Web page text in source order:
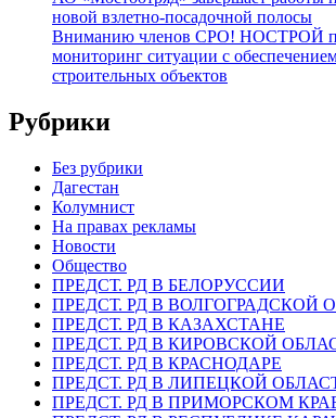
новой взлетно-посадочной полосы
Вниманию членов СРО! НОСТРОЙ
мониторинг ситуации с
строительных объектов
Рубрики
Без рубрики
Дагестан
Колумнист
На правах рекламы
Новости
Общество
ПРЕДСТ. РД В БЕЛОРУССИИ
ПРЕДСТ. РД В ВОЛГОГРАДСКОЙ
ПРЕДСТ. РД В КАЗАХСТАНЕ
ПРЕДСТ. РД В КИРОВСКОЙ
ПРЕДСТ. РД В КРАСНОДАРЕ
ПРЕДСТ. РД В ЛИПЕЦКОЙ
ПРЕДСТ. РД В ПРИМОРСКОМ